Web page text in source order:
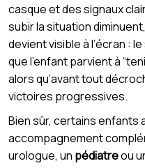
casque et des signaux
subir la situation
devient visible à l’écran :
que l’enfant parvient à
alors qu’avant tout
victoires progressives.
Bien sûr, certains enfants
accompagnement
urologue, un pédiatreou